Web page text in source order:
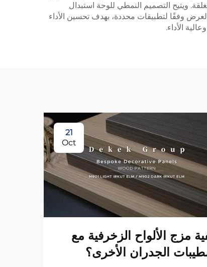
ويتيح التصميم النمطي للوحة استبدال
وفقًا لتطبيقات محددة، بهدف تحسين الأداء
21
Oct
مزج الألواح الزخرفية مع
الجدران الأخرى؟